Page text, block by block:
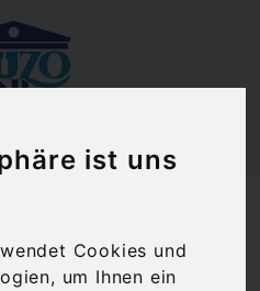
ist uns
Cookies und
um Ihnen ein
| Rotwein trocken (0,75 l)